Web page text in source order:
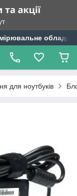
для ноутбуків